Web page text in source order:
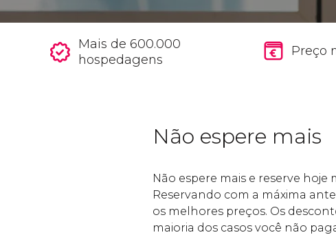
Mais de 600.000
hospedagens
Preço
Não espere mais
Não espere mais e reserve
Reservando com a máxima
os melhores preços. Os
maioria dos casos você não